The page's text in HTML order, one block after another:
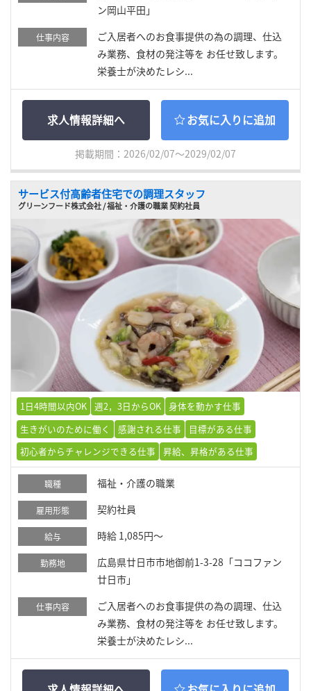
ン岡山平田」
仕事内容
ご入居者へのお食事提供の為の調理、仕込
み業務、食材の発注等を お任せ致します。
栄養士が決めたレシ...
求人情報詳細へ お気に入りに追加
掲載期間：2026/02/07～2029/02/07
サービス付高齢者住宅での調理スタッフ
グリーンフード株式会社 / 福祉・介護の職業 契約社員
1日4時間以内OK 週2，3日からOK 身体を動かす仕事
生きがいのために働く
感謝される仕事
目標がある仕事
初心者からチャレンジできる仕事
昇給、昇格がある仕事
職種 福祉・介護の職業
雇用形態 契約社員
給与 時給 1,085円～
勤務地
広島県廿日市市地御前1-3-28「ココファン
廿日市」
仕事内容
ご入居者へのお食事提供の為の調理、仕込
み業務、食材の発注等を お任せ致します。
栄養士が決めたレシ...